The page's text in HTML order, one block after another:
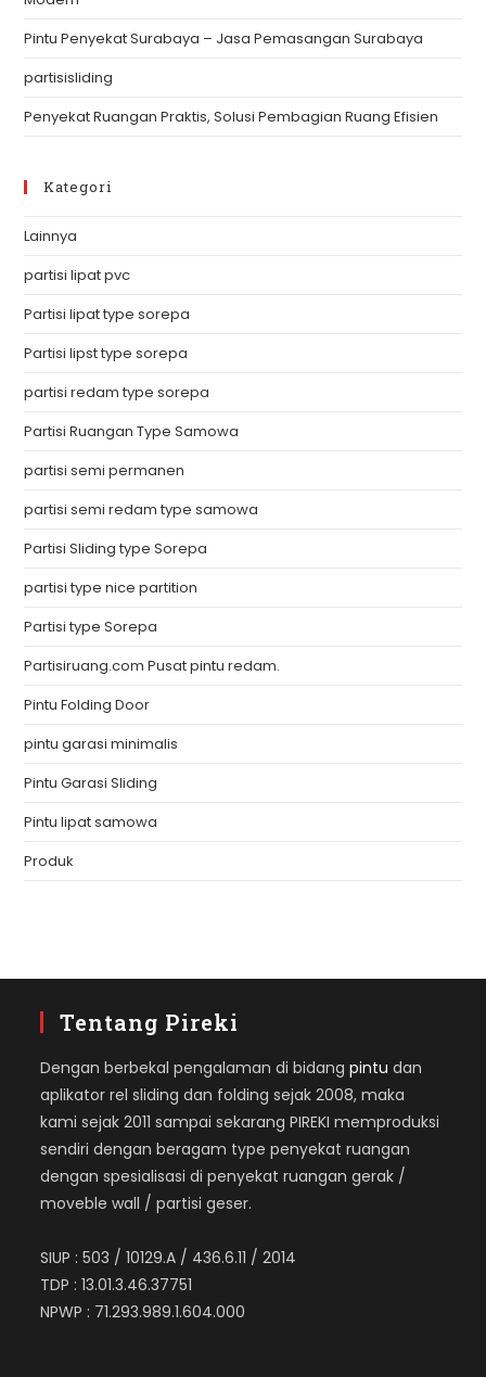
Pintu Penyekat Surabaya – Jasa Pemasangan Surabaya
partisisliding
Penyekat Ruangan Praktis, Solusi Pembagian Ruang Efisien
Kategori
Lainnya
partisi lipat pvc
Partisi lipat type sorepa
Partisi lipst type sorepa
partisi redam type sorepa
Partisi Ruangan Type Samowa
partisi semi permanen
partisi semi redam type samowa
Partisi Sliding type Sorepa
partisi type nice partition
Partisi type Sorepa
Partisiruang.com Pusat pintu redam.
Pintu Folding Door
pintu garasi minimalis
Pintu Garasi Sliding
Pintu lipat samowa
Produk
Tentang Pireki
Dengan berbekal pengalaman di bidangpintu dan
aplikator rel sliding dan folding sejak 2008, maka
kami sejak 2011 sampai sekarang PIREKI memproduksi
sendiri dengan beragam type penyekat ruangan
dengan spesialisasi di penyekat ruangan gerak /
moveble wall / partisi geser.
SIUP : 503 / 10129.A / 436.6.11 / 2014
TDP : 13.01.3.46.37751
NPWP : 71.293.989.1.604.000